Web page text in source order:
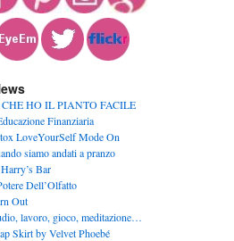
HO IL PIANTO FACILE
Finanziaria
LoveYourSelf Mode On
siamo andati a pranzo
Bar
Dell’Olfatto
Out
lavoro, gioco, meditazione…
Skirt by Velvet Phoebé